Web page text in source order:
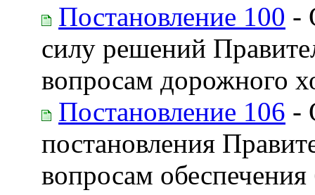
Постановление 100 -
силу решений
вопросам дорожного
Постановление 106 -
постановления
вопросам